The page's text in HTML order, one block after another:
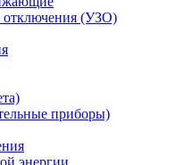
отключения (УЗО)
приборы)
энергии